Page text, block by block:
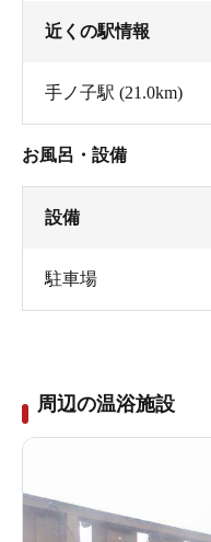
間欠泉なのにぬるい！
火傷をしない程度の熱
近くの駅情報
手ノ子駅 (21.0km)
お風呂・設備
設備
駐車場
周辺の温浴施設